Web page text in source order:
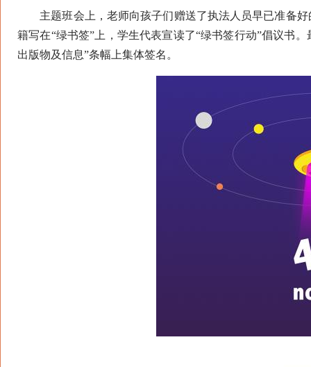
主题班会上，老师向孩子们赠送了执法人员早已准备好
籍写在“绿书签”上，学生代表宣读了“绿书签行动”倡议书
出版物及信息”条幅上集体签名。